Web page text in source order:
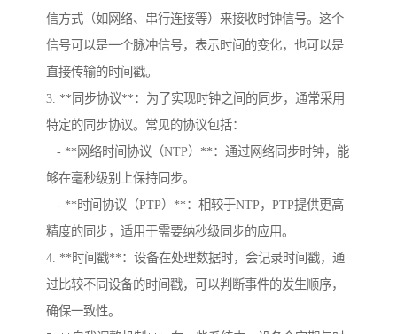
信方式（如网络、串行连接等）来接收时钟信号。这个
信号可以是一个脉冲信号，表示时间的变化，也可以是
直接传输的时间戳。
3. **同步协议**：为了实现时钟之间的同步，通常采用
特定的同步协议。常见的协议包括：
- **网络时间协议（NTP）**：通过网络同步时钟，能
够在毫秒级别上保持同步。
- **时间协议（PTP）**：相较于NTP，PTP提供更高
精度的同步，适用于需要纳秒级同步的应用。
4. **时间戳**：设备在处理数据时，会记录时间戳，通
过比较不同设备的时间戳，可以判断事件的发生顺序，
确保一致性。